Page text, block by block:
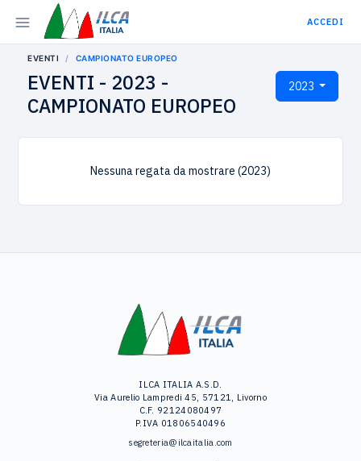
ACCEDI
EVENTI CAMPIONATO EUROPEO
EVENTI - 2023 -
CAMPIONATO EUROPEO
2023
Nessuna regata da mostrare (2023)
ILCA ITALIA A.S.D.
Via Aurelio Lampredi 45, 57121, Livorno
C.F. 92124080497
P.IVA 01806540496
segreteria@ilcaitalia.com